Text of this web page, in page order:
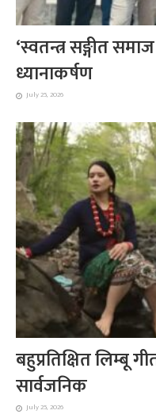
‘स्वतन्त्र सङ्गीत
ध्यानाकर्षण
July 25, 2026
बहुप्रतिक्षित लिम्बू
सार्वजनिक
July 25, 2026